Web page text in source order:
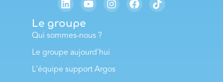
Le groupe
Qui sommes-nous ?
Le groupe aujourd'hui
L'équipe support Argos